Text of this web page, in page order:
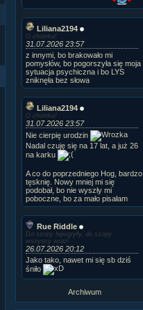
Liliana2194
O choinka!
31.07.2026 23:57
z innymi, bo brakowało mi
pomysłów, bo pogorszyła się moja
sytuacja psychiczna i bo LYS
zniknęła bez słowa
Liliana2194
O choinka!
31.07.2026 23:57
Nie cierpię urodzin
Nadal czuję się na 17 lat, a już 26
na karku
A co do poprzedniego Hog, bardzo
tęsknię. Nowy mniej mi się
podobał, bo nie wyszły mi
poboczne, bo za mało pisałam
Rue Riddle
Do szopy hipogryfy, do szopy
wszyscy wraz!
26.07.2026 20:12
Jako tako, nawet mi się sb dziś
śniło
Archiwum